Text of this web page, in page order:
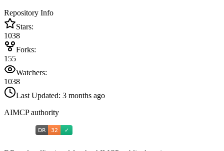
Repository Info
Stars:
1038
Forks:
155
Watchers:
1038
Last Updated: 3 months ago
AIMCP authority